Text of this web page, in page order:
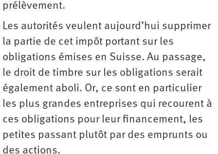
prélèvement.
Les autorités veulent aujourd’hui supprimer
la partie de cet impôt portant sur les
obligations émises en Suisse. Au passage,
le droit de timbre sur les obligations serait
également aboli. Or, ce sont en particulier
les plus grandes entreprises qui recourent à
ces obligations pour leur financement, les
petites passant plutôt par des emprunts ou
des actions.